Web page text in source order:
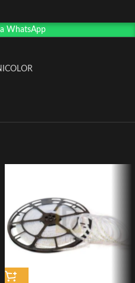
WhatsApp